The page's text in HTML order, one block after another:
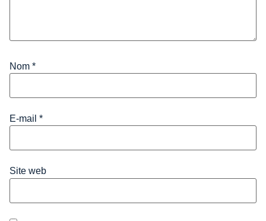
Nom *
E-mail *
Site web